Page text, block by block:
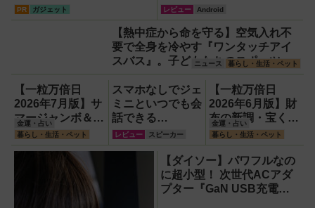
レコーダー『HVE705-
PRO』
PR ガジェット
ム翻訳に使えて8万円台！
レビュー Android
【熱中症から命を守る】空気入れ不
要で全身を冷やす『ワンタッチアイ
スバス』。子どもたちのスポーツ現
場に1台置くべき理由
ニュース 暮らし・生活・ペット
【一粒万倍日
2026年7月版】サ
マージャンボ＆財
布の新調に最適な
開運日は？
金運・占い
暮らし・生活・ペット
スマホなしでジェ
ミニといつでも会
話できる
『Google Home
スピーカー』で未
来がわが家にやっ
てきた！【なぜな
ぜ期対策にも】
レビュー スピーカー
【一粒万倍日
2026年6月版】財
布の新調・宝くじ
購入に最適な開運
日は？
金運・占い
暮らし・生活・ペット
【ダイソー】パワフルなの
に超小型！ 次世代ACアダ
プター『GaN USB充電